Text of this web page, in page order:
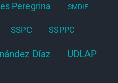
Peregrina SMDIF
SSPC SSPPC
Díaz UDLAP